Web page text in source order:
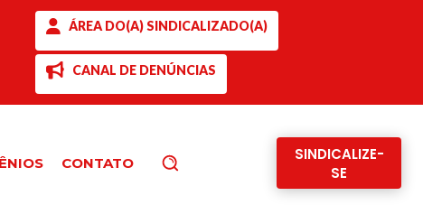
ÁREA DO(A) SINDICALIZADO(A)
CANAL DE DENÚNCIAS
CONTATO
SINDICALIZE-
SE